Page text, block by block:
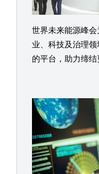
世界未来能源峰
业、科技及治理
的平台，助力缔结